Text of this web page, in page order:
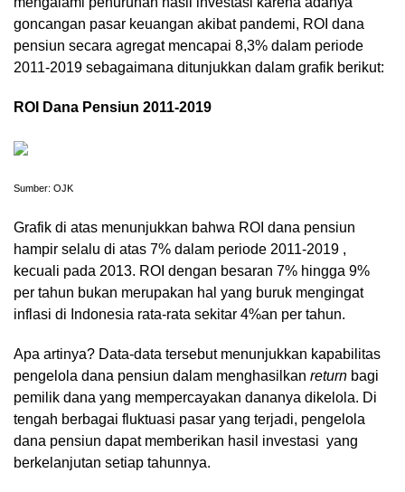
goncangan pasar keuangan akibat pandemi, ROI dana
pensiun secara agregat mencapai 8,3% dalam periode
2011-2019 sebagaimana ditunjukkan dalam grafik berikut:
ROI Dana Pensiun 2011-2019
Sumber: OJK
Grafik di atas menunjukkan bahwa ROI dana pensiun
hampir selalu di atas 7% dalam periode 2011-2019 ,
kecuali pada 2013. ROI dengan besaran 7% hingga 9%
per tahun bukan merupakan hal yang buruk mengingat
inflasi di Indonesia rata-rata sekitar 4%an per tahun.
Apa artinya? Data-data tersebut menunjukkan kapabilitas
pengelola dana pensiun dalam menghasilkan return bagi
pemilik dana yang mempercayakan dananya dikelola. Di
tengah berbagai fluktuasi pasar yang terjadi, pengelola
dana pensiun dapat memberikan hasil investasi yang
berkelanjutan setiap tahunnya.